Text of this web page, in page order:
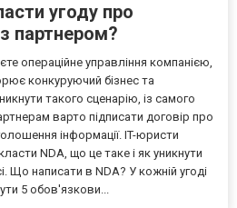
угоду про
партнером?
операційне управління компанією,
конкуруючий бізнес та
такого сценарію, із самого
варто підписати договір про
інформації. IT-юристи
NDA, що це таке і як уникнути
Що написати в NDA? У кожній угоді
5 обов'язкови...